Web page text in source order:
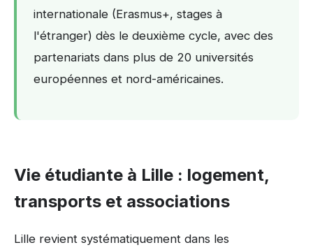
internationale (Erasmus+, stages à
l'étranger) dès le deuxième cycle, avec des
partenariats dans plus de 20 universités
européennes et nord-américaines.
Vie étudiante à Lille : logement,
transports et associations
Lille revient systématiquement dans les